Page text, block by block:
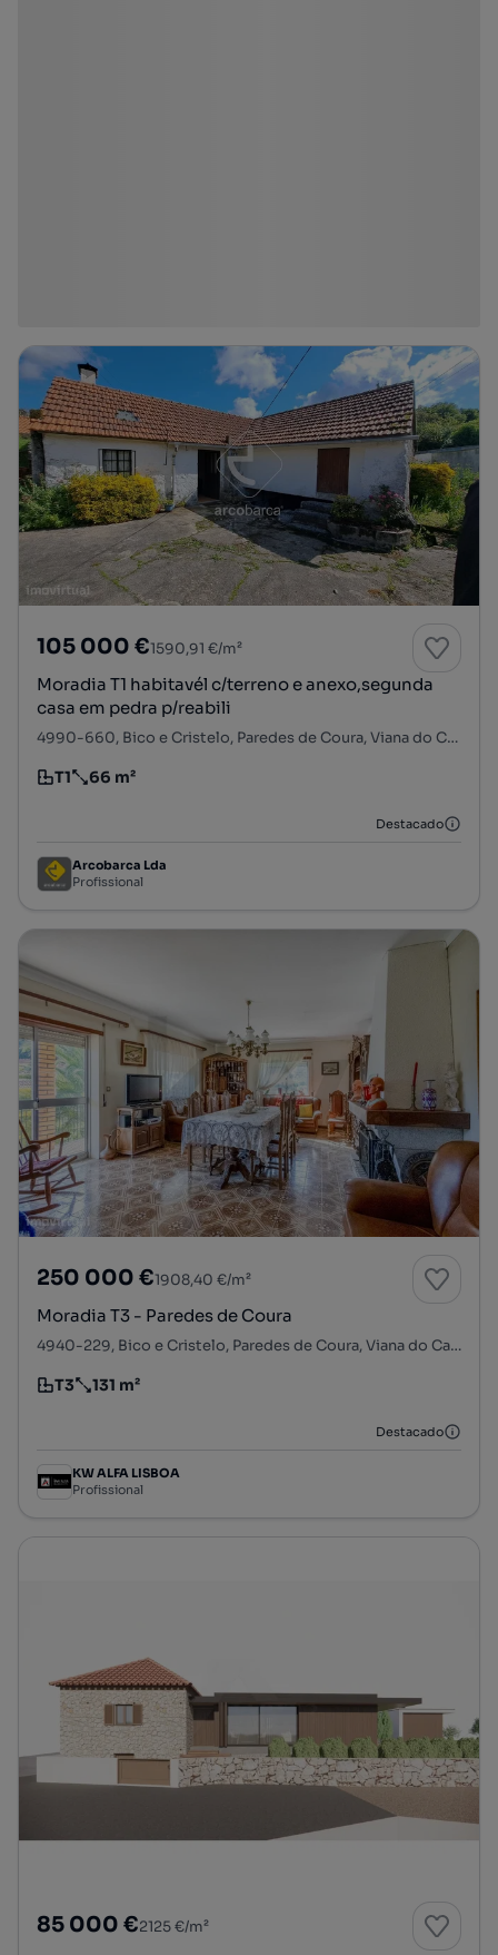
105 000 €1590,91 €/m²
Moradia T1 habitavél c/terreno e anexo,segunda
casa em pedra p/reabili
4990-660, Bico e Cristelo, Paredes de Coura, Viana do Castelo
Tipologia
T1
Preço por metro quadrado
66 m²
Destacado
Arcobarca Lda
Profissional
250 000 €1908,40 €/m²
Moradia T3 - Paredes de Coura
4940-229, Bico e Cristelo, Paredes de Coura, Viana do Castelo
Tipologia
T3
Preço por metro quadrado
131 m²
Destacado
KW ALFA LISBOA
Profissional
85 000 €2125 €/m²